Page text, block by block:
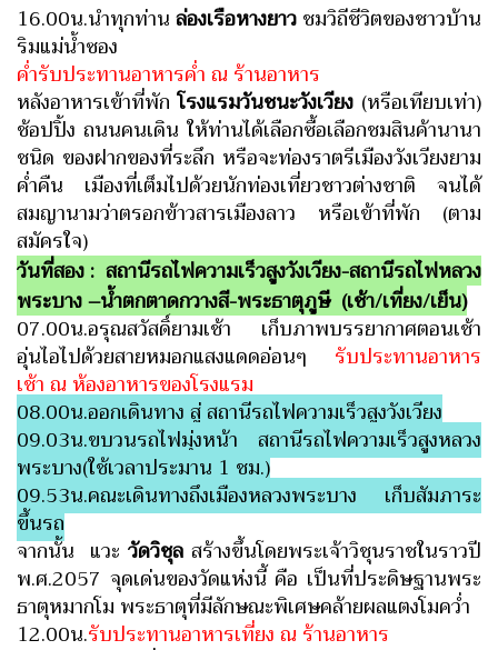
16.00น.นำทุกท่านล่องเรือหางยาวชมวิถีชีวิตของชาวบ้าน
ริมแม่น้ำซอง
ค่ำรับประทานอาหารค่ำ ณ ร้านอาหาร
หลังอาหารเข้าที่พัก โรงแรมวันชนะวังเวียง (หรือเทียบเท่า)
ช้อปปิ้ง ถนนคนเดิน ให้ท่านได้เลือกซื้อเลือกชมสินค้านานา
ชนิด ของฝากของที่ระลึก หรือจะท่องราตรีเมืองวังเวียงยาม
ค่ำคืน เมืองที่เต็มไปด้วยนักท่องเที่ยวชาวต่างชาติ จนได้
สมญานามว่าตรอกข้าวสารเมืองลาว หรือเข้าที่พัก (ตาม
สมัครใจ)
วันที่สอง : สถานีรถไฟความเร็วสูงวังเวียง-สถานีรถไฟหลวง
พระบาง –น้ำตกตาดกวางสี-พระธาตุภูษี (เช้า/เที่ยง/เย็น)
07.00น.อรุณสวัสดิ์ยามเช้า เก็บภาพบรรยากาศตอนเช้า
อุ่นไอไปด้วยสายหมอกแสงแดดอ่อนๆ รับประทานอาหาร
เช้า ณ ห้องอาหารของโรงแรม
08.00น.ออกเดินทาง สู่ สถานีรถไฟความเร็วสูงวังเวียง
09.03น.ขบวนรถไฟมุ่งหน้า สถานีรถไฟความเร็วสูงหลวง
พระบาง(ใช้เวลาประมาน 1 ชม.)
09.53น.คณะเดินทางถึงเมืองหลวงพระบาง เก็บสัมภาระ
ขึ้นรถ
จากนั้น แวะ วัดวิชุล สร้างขึ้นโดยพระเจ้าวิชุนราชในราวปี
พ.ศ.2057 จุดเด่นของวัดแห่งนี้ คือ เป็นที่ประดิษฐานพระ
ธาตุหมากโม พระธาตุที่มีลักษณะพิเศษคล้ายผลแตงโมคว่ำ
12.00น.รับประทานอาหารเที่ยง ณ ร้านอาหาร